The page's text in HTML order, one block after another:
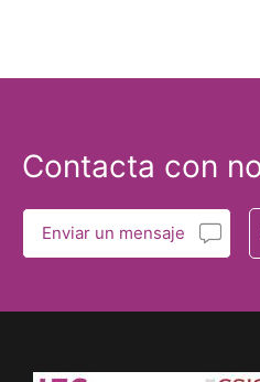
Contacta con
Enviar un mensaje